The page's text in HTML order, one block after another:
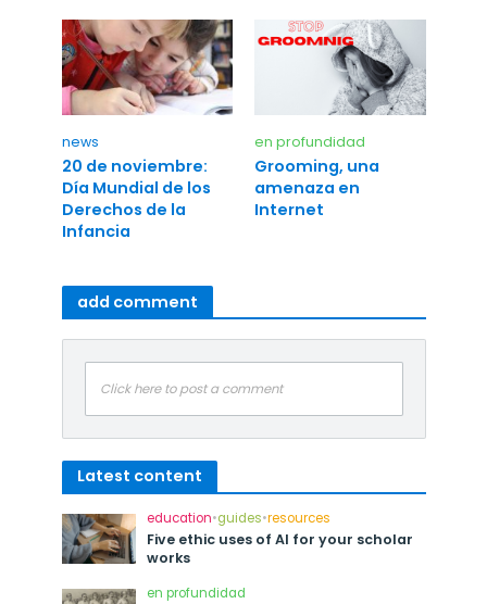
news
20 de noviembre:
Día Mundial de los
Derechos de la
Infancia
en profundidad
Grooming, una
amenaza en
Internet
add comment
Click here to post a comment
Latest content
education•guides•resources
Five ethic uses of AI for your scholar
works
en profundidad